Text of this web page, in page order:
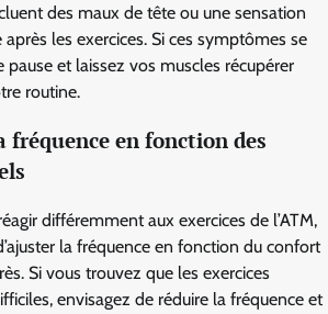
des maux de tête ou une sensation
les exercices. Si ces symptômes se
et laissez vos muscles récupérer
routine.
fréquence en fonction des
différemment aux exercices de l’ATM,
la fréquence en fonction du confort
Si vous trouvez que les exercices
envisagez de réduire la fréquence et